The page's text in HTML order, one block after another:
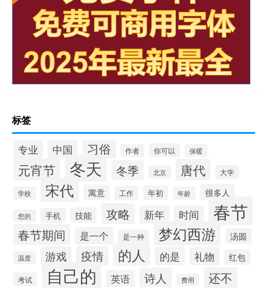
标签
专业 中国 习俗 作者 你可以 保暖
元宵节 冬天 冬季 北京 唐代 大学
学校 宋代 寓意 工作 年初 年龄 很多人
您的 手机 技能 攻略 新年 时间 春节
春节期间 是一个 是一种 梦幻西游 汤圆
温度 游戏 疫情 的人 的是 礼物 红包
考试 自己的 英语 诗人 费用 还不